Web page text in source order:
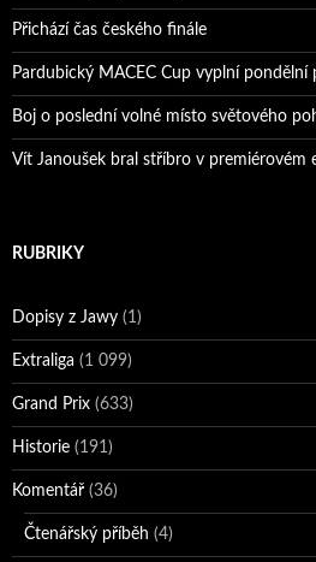
Přichází čas českého finále
Pardubický MACEC Cup vyplní pondělní
Boj o poslední volné místo světového
Vít Janoušek bral stříbro v premiérovém
RUBRIKY
Dopisy z Jawy (1)
Extraliga (1 099)
Grand Prix (633)
Historie (191)
Komentář (36)
Čtenářský příběh (4)